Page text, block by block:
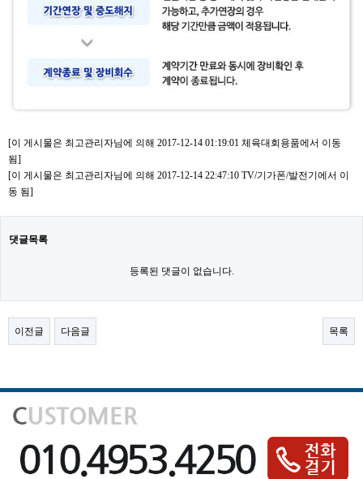
[이 게시물은 최고관리자님에 의해 2017-12-14 01:19:01 체육대회용품에서 이동
됨]
[이 게시물은 최고관리자님에 의해 2017-12-14 22:47:10 TV/기가폰/발전기에서 이
동 됨]
댓글목록
등록된 댓글이 없습니다.
이전글 다음글 목록